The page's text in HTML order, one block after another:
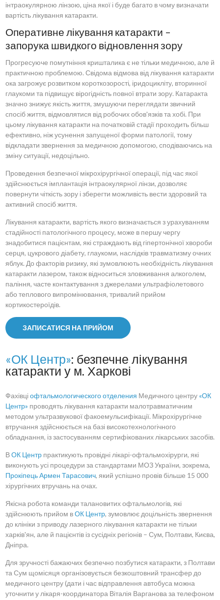
інтраокулярною лінзою, ціна якої і буде багато в чому визначати
вартість лікування катаракти.
Оперативне лікування катаракти –
запорука швидкого відновлення зору
Прогресуюче помутніння кришталика є не тільки медичною, але й
практичною проблемою. Свідома відмова від лікування катаракти
ока загрожує розвитком короткозорості, іридоцикліту, вторинної
глаукоми та підвищує вірогідність повної втрати зору. Катаракта
значно знижує якість життя, змушуючи переглядати звичний
спосіб життя, відмовлятися від робочих обов'язків та хобі. При
цьому лікування катаракти на початковій стадії проходить більш
ефективно, ніж усунення запущеної форми патології, тому
відкладати звернення за медичною допомогою, сподіваючись на
зміну ситуації, недоцільно.
Проведення безпечної мікрохірургічної операції, під час якої
здійснюється імплантація інтраокулярної лінзи, дозволяє
повернути чіткість зору і зберегти можливість вести здоровий та
активний спосіб життя.
Лікування катаракти, вартість якого визначається з урахуванням
стадійності патологічного процесу, може в першу чергу
знадобитися пацієнтам, які страждають від гіпертонічної хвороби
серця, цукрового діабету, глаукоми, наслідків травматизму очних
яблук. До факторів ризику, які зумовлюють необхідність лікування
катаракти лазером, також відноситься зловживання алкоголем,
паління, часте контактування з джерелами ультрафіолетового
або теплового випромінювання, тривалий прийом
кортикостероїдів.
ЗАПИСАТИСЯ НА ПРИЙОМ
«ОК Центр»: безпечне лікування
катаракти у м. Харкові
Фахівці офтальмологического отделения Медичного центру «ОК
Центр» проводять лікування катаракти малотравматичним
методом ультразвукової факоемульсифікації. Мікрохірургічне
втручання здійснюється на базі високотехнологічного
обладнання, із застосуванням сертифікованих лікарських засобів.
ВОК Центрпрактикують провідні лікарі-офтальмохірурги, які
виконують усі процедури за стандартами МОЗ України, зокрема,
Прокіпець Армен Тарасович, який успішно провів більше 15 000
хірургічних втручань на очах.
Якісна робота команди талановитих офтальмологів, які
здійснюють прийом вОК Центр, зумовлює доцільність звернення
до клініки з приводу лазерного лікування катаракти не тільки
харків'ян, але й пацієнтів із сусідніх регіонів – Сум, Полтави, Києва,
Дніпра.
Для зручності бажаючих безпечно позбутися катаракти, з Полтави
та Сум щомісяця організовується безкоштовний трансфер до
медичного центру (дати і час відправлення автобуса можна
уточнити у лікаря-координатора Віталія Варганова за телефоном